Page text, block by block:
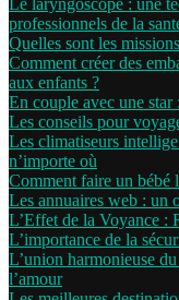
Le laryngoscope : une
professionnels de la
Quelles sont les
Comment créer des
aux enfants ?
En couple avec une star
Les conseils pour
Les climatiseurs
n’importe où
Comment faire un bébé
Les annuaires web : un
L’Effet de la Voyance :
L’importance de la
L’union harmonieuse
l’amour